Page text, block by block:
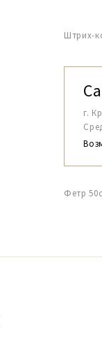
Штрих-
г.
Фетр